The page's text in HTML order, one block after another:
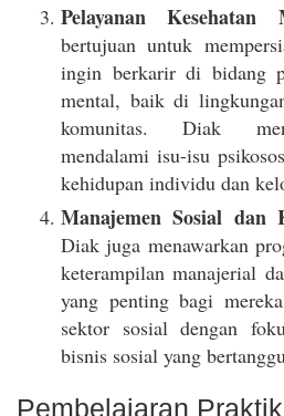
Pelayanan Kesehatan
bertujuan untuk
ingin berkarir di bidang
mental, baik di
komunitas. Diak
mendalami isu-isu
kehidupan individu dan
Manajemen Sosial dan
Diak juga menawarkan
keterampilan manajerial
yang penting bagi
sektor sosial dengan
bisnis sosial yang
Pembelajaran Praktik